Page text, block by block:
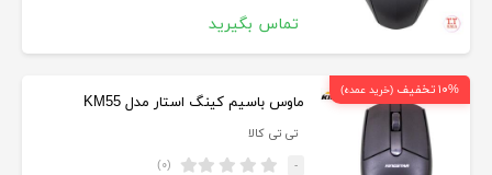
تماس بگیرید
۱۰% تخفیف (خرید عمده)
ماوس باسیم کینگ استار مدل KM55
تی تی کالا
- (۰)